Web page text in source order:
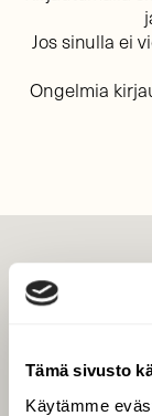
Tämä sivusto
Käytämme
Jos sinulla ei
Ongelmia